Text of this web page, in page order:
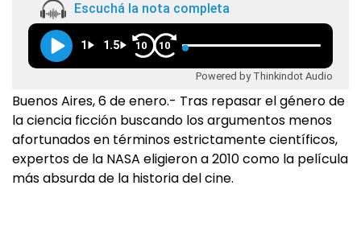
Escuchá la nota completa
1 1.5 10 10
Powered by Thinkindot Audio
Buenos Aires, 6 de enero.- Tras repasar el género de
la ciencia ficción buscando los argumentos menos
afortunados en términos estrictamente científicos,
expertos de la NASA eligieron a 2010 como la película
más absurda de la historia del cine.